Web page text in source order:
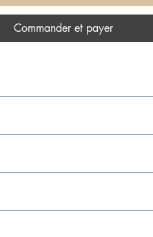
Commander et payer